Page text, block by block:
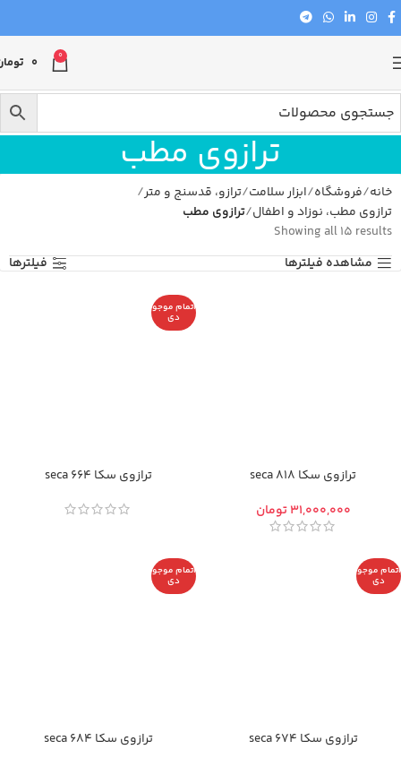
0
0
ترازوی مطب
خانه فروشگاه ابزار سلامت ترازو، قدسنج و متر
ترازوی مطب، نوزاد و اطفال ترازوی مطب
Showing all 15 results
مشاهده فیلترها
فیلترها
ترازوی سکا seca 818
تومان
اتمام موجو
دی
ترازوی سکا seca 664
اتمام موجو
دی
ترازوی سکا seca 674
اتمام موجو
دی
ترازوی سکا seca 684